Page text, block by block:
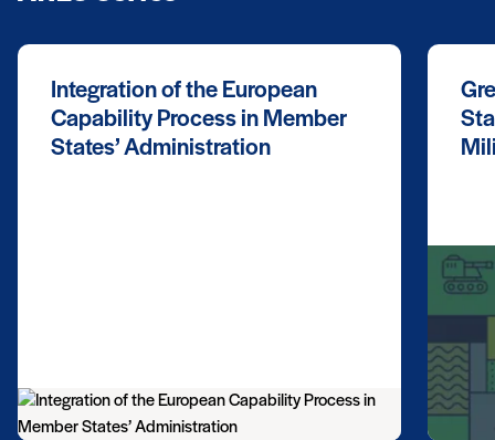
Integration of the European
Capability Process in Member
States’ Administration